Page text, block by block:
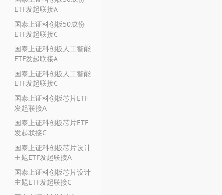
ETF发起联接A
国泰上证科创板50成份
ETF发起联接C
国泰上证科创板人工智能
ETF发起联接A
国泰上证科创板人工智能
ETF发起联接C
国泰上证科创板芯片ETF
发起联接A
国泰上证科创板芯片ETF
发起联接C
国泰上证科创板芯片设计
主题ETF发起联接A
国泰上证科创板芯片设计
主题ETF发起联接C